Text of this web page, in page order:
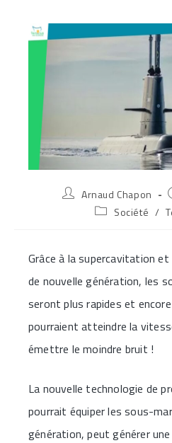
Auteur/autrice
Arnaud Chapon
PostSociété /
Grâce à la supercavitation
de nouvelle génération, les
seront plus rapides et
pourraient atteindre la
émettre le moindre bruit !
La nouvelle technologie de
pourrait équiper les sous-
génération, peut générer